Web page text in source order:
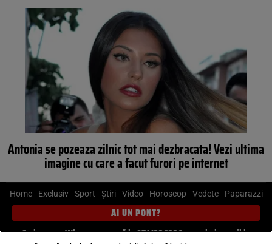
Antonia se pozeaza zilnic tot mai dezbracata! Vezi ultima
imagine cu care a facut furori pe internet
Home Exclusiv Sport Știri Video Horoscop Vedete Paparazzi
AI UN PONT?
Scrie-ne pe Whatsapp, sună la 0741226226 sau trimite mail la